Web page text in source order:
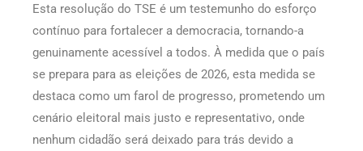
Esta resolução do TSE é um testemunho do esforço
contínuo para fortalecer a democracia, tornando-a
genuinamente acessível a todos. À medida que o país
se prepara para as eleições de 2026, esta medida se
destaca como um farol de progresso, prometendo um
cenário eleitoral mais justo e representativo, onde
nenhum cidadão será deixado para trás devido a